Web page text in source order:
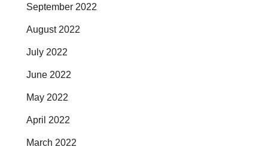
September 2022
August 2022
July 2022
June 2022
May 2022
April 2022
March 2022